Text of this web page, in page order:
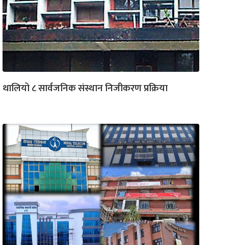
थालियो ८ सार्वजनिक संस्थान निजीकरण प्रक्रिया